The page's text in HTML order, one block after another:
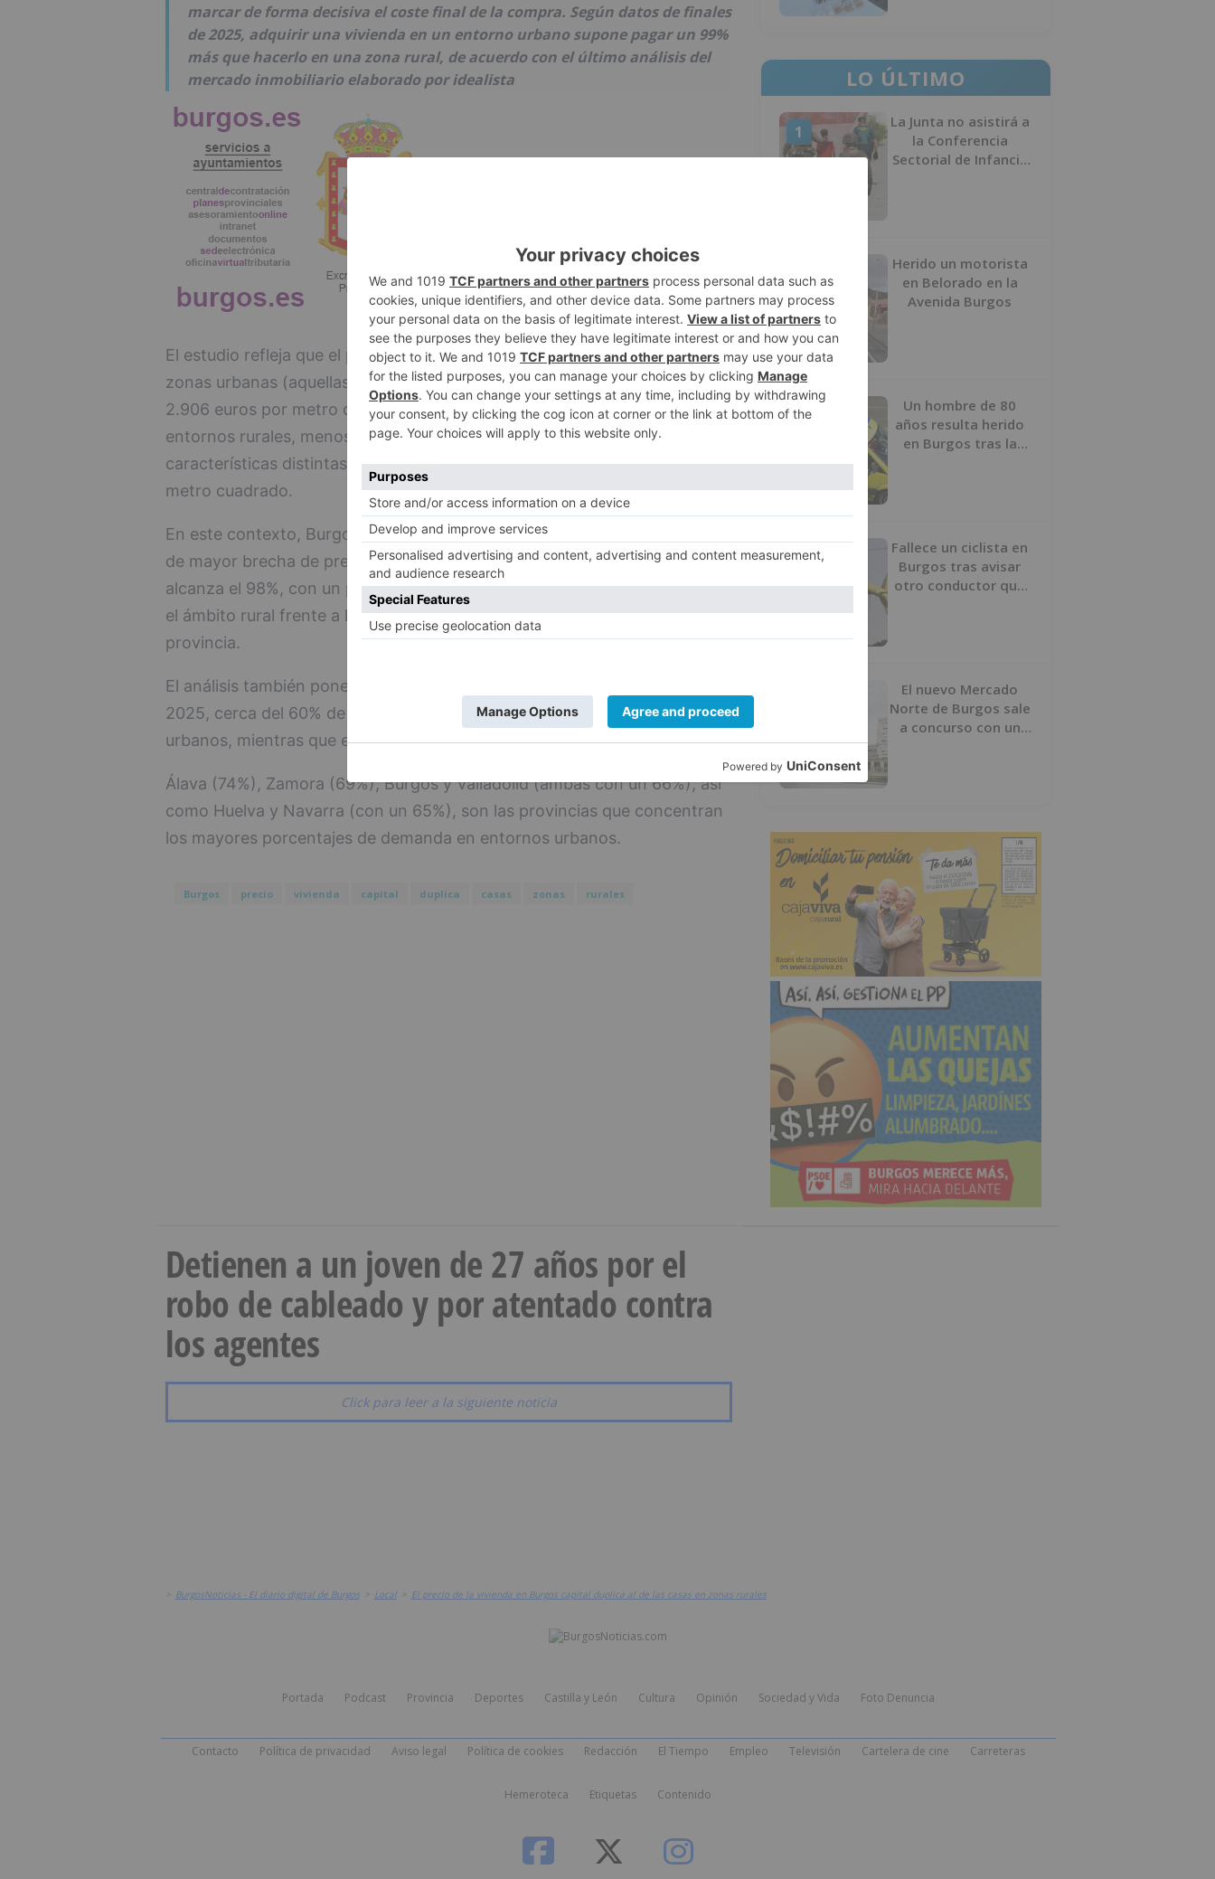
marcar de forma decisiva el coste final de la compra. Según datos de finales
de 2025, adquirir una vivienda en un entorno urbano supone pagar un 99%
más que hacerlo en una zona rural, de acuerdo con el último análisis del
mercado inmobiliario elaborado por idealista
El estudio refleja que el precio medio de la vivienda usada en venta en
zonas urbanas (aquellas con mayor densidad de población) se sitúa en
2.906 euros por metro cuadrado al cierre de 2025. En contraste, los
entornos rurales, menos poblados y con un parque inmobiliario de
características distintas, registran un precio medio de 1.459 euros por
metro cuadrado.
En este contexto, Burgos ocupa la octava posición en el ranking nacional
de mayor brecha de precios entre zonas urbanas y rurales. La diferencia
alcanza el 98%, con un precio medio de 802 euros por metro cuadrado en
el ámbito rural frente a los 1.588 ?/m² en las zonas urbanas de la
provincia.
El análisis también pone el foco en la demanda. De media, a finales de
2025, cerca del 60% de las búsquedas de vivienda se dirigían a entornos
urbanos, mientras que el 40% restante optaba por zonas rurales.
Álava (74%), Zamora (69%), Burgos y Valladolid (ambas con un 66%), así
como Huelva y Navarra (con un 65%), son las provincias que concentran
los mayores porcentajes de demanda en entornos urbanos.
Burgos precio vivienda capital duplica casas zonas rurales
LO ÚLTIMO
1
La Junta no asistirá a
la Conferencia
Sectorial de Infancia
2
Herido un motorista
en Belorado en la
Avenida Burgos
3
Un hombre de 80
años resulta herido
en Burgos tras la
4
Fallece un ciclista en
Burgos tras avisar
otro conductor que
El nuevo Mercado
Norte de Burgos sale
a concurso con un
Detienen a un joven de 27 años por el
robo de cableado y por atentado contra
los agentes
Click para leer a la siguiente noticia
> BurgosNoticias - El diario digital de Burgos > Local > El precio de la vivienda en Burgos capital duplica al de las casas en zonas rurales
Portada Podcast Provincia Deportes Castilla y León Cultura Opinión Sociedad y Vida Foto Denuncia
Contacto Política de privacidad Aviso legal Política de cookies Redacción El Tiempo Empleo Televisión Cartelera de cine Carreteras
Hemeroteca Etiquetas Contenido